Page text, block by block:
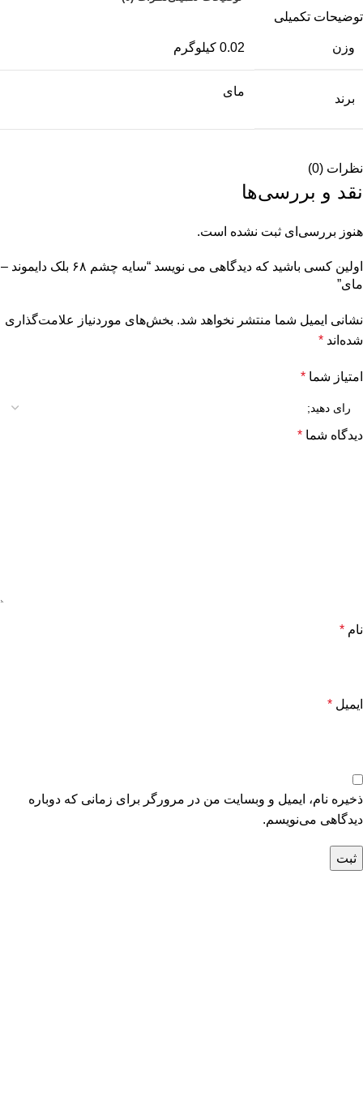
توضیحات تکمیلی
وزن 0.02 کیلوگرم
برند
مای
نظرات (0)
نقد و بررسی‌ها
هنوز بررسی‌ای ثبت نشده است.
اولین کسی باشید که دیدگاهی می نویسد “سایه چشم ۶۸ بلک دایموند –
مای”
نشانی ایمیل شما منتشر نخواهد شد. بخش‌های موردنیاز علامت‌گذاری
شده‌اند *
امتیاز شما *
دیدگاه شما *
نام *
ایمیل *
ذخیره نام، ایمیل و وبسایت من در مرورگر برای زمانی که دوباره
دیدگاهی می‌نویسم.